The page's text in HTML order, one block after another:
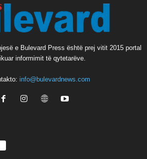
e Bulevard Press është prej vitit 2015 portal
informimit të qytetarëve.
info@bulevardnews.com